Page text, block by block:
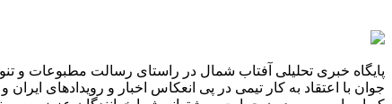
پایگاه خبری تحلیلی آفتاب شمال در راستای رسالت مطبوعات و
جوان با اعتقاد به کار تیمی در پی انعکاس اخبار و رویدادهای